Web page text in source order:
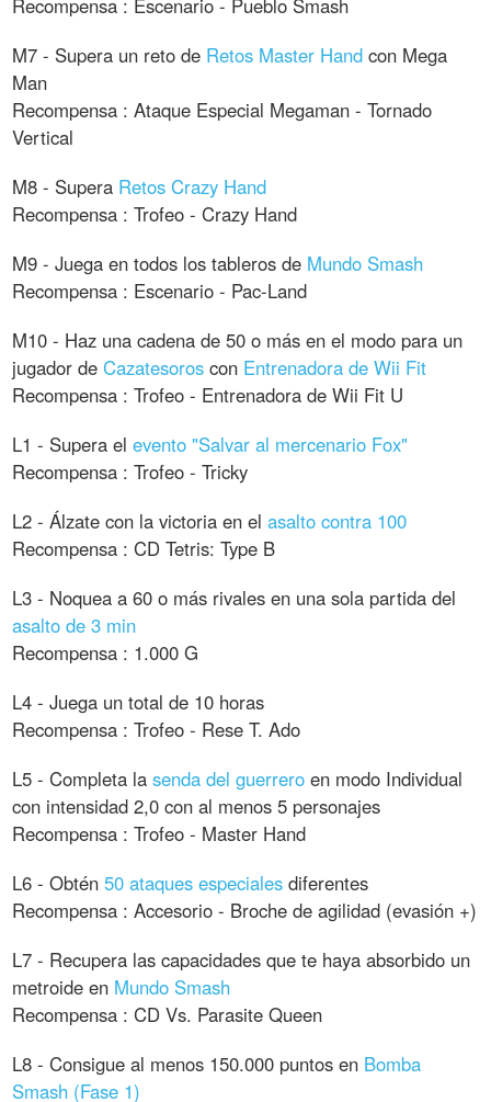
M7 - Supera un reto de Retos Master Hand con Mega
Man
Recompensa : Ataque Especial Megaman - Tornado
Vertical
M8 - Supera Retos Crazy Hand
Recompensa : Trofeo - Crazy Hand
M9 - Juega en todos los tableros de Mundo Smash
Recompensa : Escenario - Pac-Land
M10 - Haz una cadena de 50 o más en el modo para un
jugador deCazatesoros con Entrenadora de Wii Fit
Recompensa : Trofeo - Entrenadora de Wii Fit U
L1 - Supera elevento "Salvar al mercenario Fox"
Recompensa : Trofeo - Tricky
L2 - Álzate con la victoria en elasalto contra 100
Recompensa : CD Tetris: Type B
L3 - Noquea a 60 o más rivales en una sola partida del
asalto de 3 min
Recompensa : 1.000 G
L4 - Juega un total de 10 horas
Recompensa : Trofeo - Rese T. Ado
L5 - Completa lasenda del guerrero en modo Individual
con intensidad 2,0 con al menos 5 personajes
Recompensa : Trofeo - Master Hand
L6 - Obtén50 ataques especiales diferentes
Recompensa : Accesorio - Broche de agilidad (evasión +)
L7 - Recupera las capacidades que te haya absorbido un
metroide en Mundo Smash
Recompensa : CD Vs. Parasite Queen
L8 - Consigue al menos 150.000 puntos en Bomba
Smash (Fase 1)